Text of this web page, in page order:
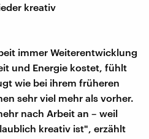
kreativ
immer Weiterentwicklung
und Energie kostet, fühlt
wie bei ihrem früheren
sehr viel mehr als vorher.
nach Arbeit an – weil
kreativ ist", erzählt